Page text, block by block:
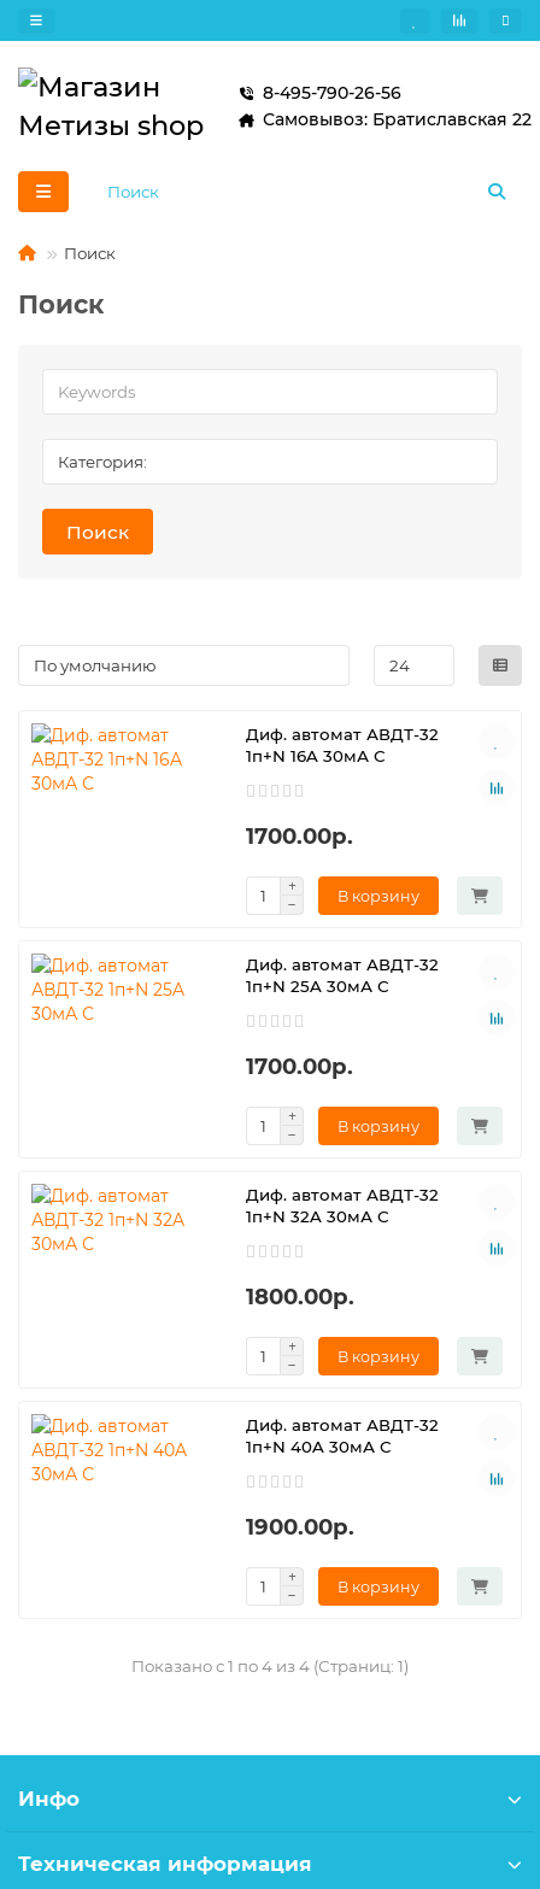
8-495-790-26-56
Самовывоз: Братиславская 22
Поиск
Поиск
Поиск
Диф. автомат АВДТ-32
1п+N 16A 30мА С
1700.00р.
В корзину
Диф. автомат АВДТ-32
1п+N 25A 30мА С
1700.00р.
В корзину
Диф. автомат АВДТ-32
1п+N 32A 30мА С
1800.00р.
В корзину
Диф. автомат АВДТ-32
1п+N 40A 30мА С
1900.00р.
В корзину
Показано с 1 по 4 из 4 (Страниц: 1)
Инфо
Техническая информация